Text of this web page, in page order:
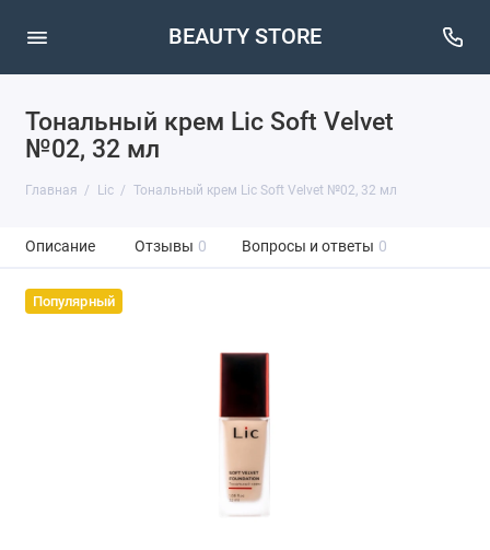
BEAUTY STORE
Тональный крем Lic Soft Velvet
№02, 32 мл
Главная Lic Тональный крем Lic Soft Velvet №02, 32 мл
Описание Отзывы 0 Вопросы и ответы 0
Популярный